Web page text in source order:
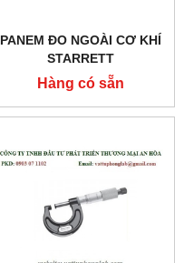
PANEM ĐO NGOÀI CƠ KHÍ
STARRETT
MODEL:436MXRL-225
Hàng có sẵn